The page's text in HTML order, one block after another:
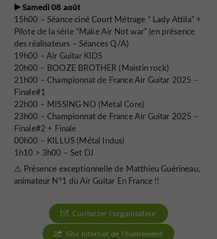
▶️ Samedi 08 août
15h00 – Séance ciné Court Métrage “ Lady Attila” +
Pilote de la série “Make Air Not war” (en présence
des réalisateurs – Séances Q/A)
19h00 – Air Guitar KIDS
20h00 – BOOZE BROTHER (Maistin rock)
21h00 – Championnat de France Air Guitar 2025 –
Finale#1
22h00 – MISSING NO (Metal Core)
23h00 – Championnat de France Air Guitar 2025 –
Finale#2 + Finale
00h00 – KILLUS (Métal Indus)
1h10 > 3h00 – Set DJ
⚠️ Présence exceptionnelle de Matthieu Guérineau,
animateur N°1 du Air Guitar En France !!
Contacter l'organisateur
Site Internet de l'évènement